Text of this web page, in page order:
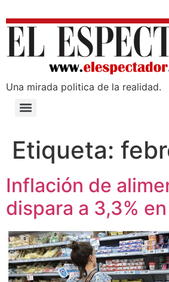
Una mirada poli­tica de la realidad.
Etiqueta:
Inflación de
dispara a 3,3%